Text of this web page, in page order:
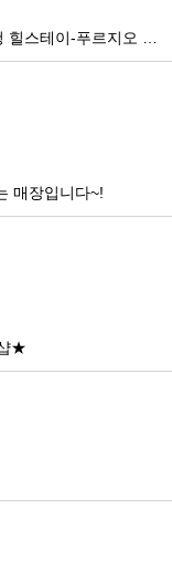
매장입니다~!
★